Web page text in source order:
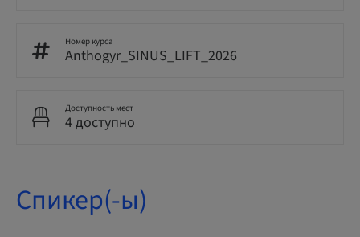
Номер курса
Anthogyr_SINUS_LIFT_2026
Доступность мест
4 доступно
Спикер(-ы)